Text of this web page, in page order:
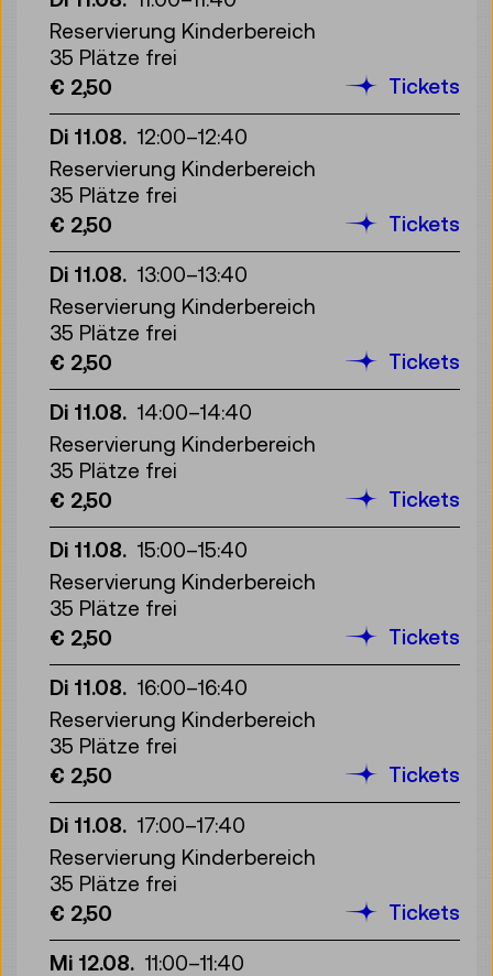
Reservierung Kinderbereich
35 Plätze frei
€ 2,50
Tickets
Di 11.08. 12:00–12:40
Reservierung Kinderbereich
35 Plätze frei
€ 2,50
Tickets
Di 11.08. 13:00–13:40
Reservierung Kinderbereich
35 Plätze frei
€ 2,50
Tickets
Di 11.08. 14:00–14:40
Reservierung Kinderbereich
35 Plätze frei
€ 2,50
Tickets
Di 11.08. 15:00–15:40
Reservierung Kinderbereich
35 Plätze frei
€ 2,50
Tickets
Di 11.08. 16:00–16:40
Reservierung Kinderbereich
35 Plätze frei
€ 2,50
Tickets
Di 11.08. 17:00–17:40
Reservierung Kinderbereich
35 Plätze frei
€ 2,50
Tickets
Mi 12.08. 11:00–11:40